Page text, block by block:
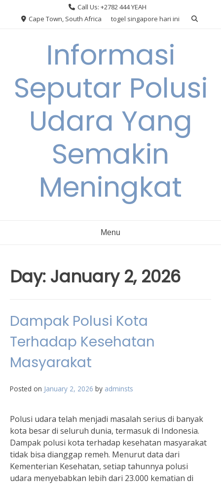
Call Us: +2782 444 YEAH
Cape Town, South Africa
togel singapore hari ini
Informasi
Seputar Polusi
Udara Yang
Semakin
Meningkat
Menu
Day: January 2, 2026
Dampak Polusi Kota
Terhadap Kesehatan
Masyarakat
Posted on January 2, 2026 by adminsts
Polusi udara telah menjadi masalah serius di banyak
kota besar di seluruh dunia, termasuk di Indonesia.
Dampak polusi kota terhadap kesehatan masyarakat
tidak bisa dianggap remeh. Menurut data dari
Kementerian Kesehatan, setiap tahunnya polusi
udara menyebabkan lebih dari 23.000 kematian di